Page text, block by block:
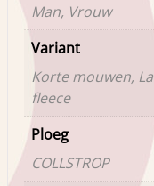
Man, Vrouw
Variant
Korte mouwen,
fleece
Ploeg
COLLSTROP